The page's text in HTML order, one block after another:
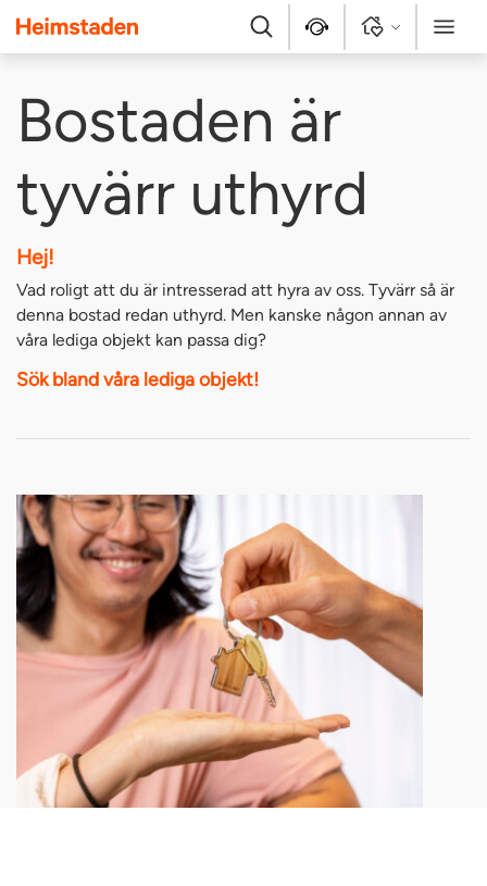
Heimstaden
Sök Kontakt Logga in Meny
Bostaden är
tyvärr uthyrd
Hej!
Vad roligt att du är intresserad att hyra av oss. Tyvärr så är
denna bostad redan uthyrd. Men kanske någon annan av
våra lediga objekt kan passa dig?
Sök bland våra lediga objekt!